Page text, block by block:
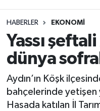
HABERLER EKONOMI
Yassı
dünya
Aydın’ın Köşk
bahçelerinde yetişen
Hasada katılan İl
Gündem
Siyaset
Ekonomi
Yaşam
Aydın Hava
Aydin Namaz
Aydın Trafik
Süper Lig Puan